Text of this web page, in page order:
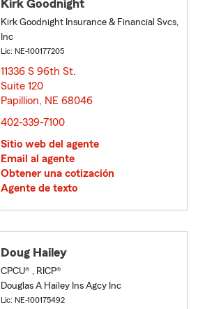
Kirk Goodnight
Kirk Goodnight Insurance & Financial Svcs,
Inc
Lic: NE-100177205
11336 S 96th St.
Suite 120
Papillion, NE 68046
402-339-7100
Sitio web del agente
Email al agente
Obtener una cotización
Agente de texto
Doug Hailey
CPCU® , RICP®
Douglas A Hailey Ins Agcy Inc
Lic: NE-100175492